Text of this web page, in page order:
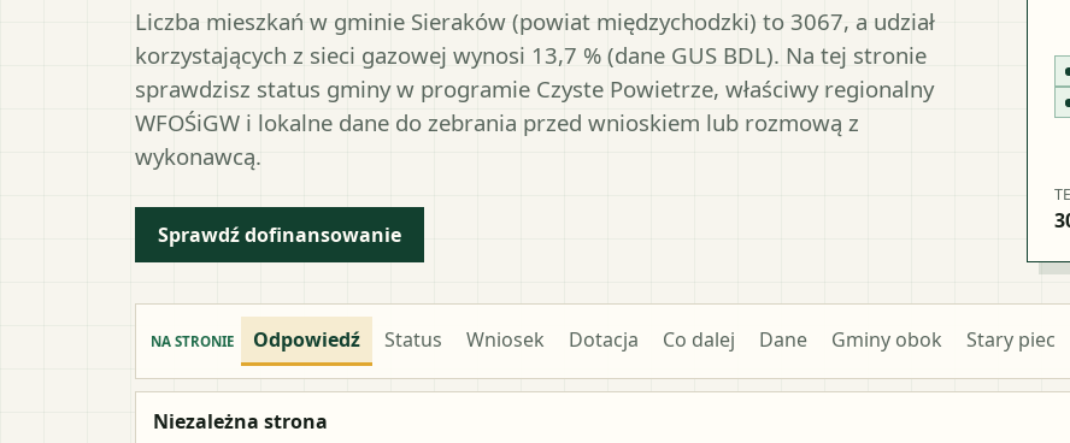
Liczba mieszkań w gminie Sieraków (powiat międzychodzki) to 3067, a udział
korzystających z sieci gazowej wynosi 13,7 % (dane GUS BDL). Na tej stronie
sprawdzisz status gminy w programie Czyste Powietrze, właściwy regionalny
WFOŚiGW i lokalne dane do zebrania przed wnioskiem lub rozmową z
wykonawcą.
Sprawdź dofinansowanie
NA STRONIE Odpowiedź Status Wniosek Dotacja Co dalej Dane Gminy obok Stary piec
Niezależna strona